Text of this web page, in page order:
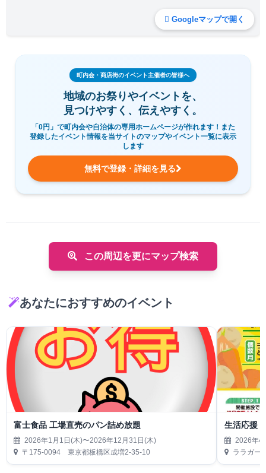
Googleマップで開く
町内会・商店街のイベント主催者の皆様へ
地域のお祭りやイベントを、
見つけやすく、伝えやすく。
「0円」で町内会や自治体の専用ホームページが作れます！また
登録したイベント情報を当サイトのマップやイベント一覧に表示
します
無料で登録・詳細を見る
この周辺を更にマップ検索
あなたにおすすめのイベント
富士食品 工場直売のパン詰め放題
2026年1月1日(木)〜2026年12月31日(木)
〒175-0094 東京都板橋区成増2-35-10
生活応援
2026年4
ララガー